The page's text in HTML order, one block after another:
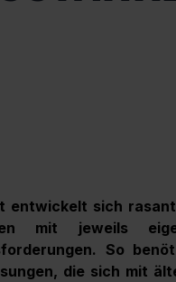
entwickelt sich
mit jeweils
So
die sich mit